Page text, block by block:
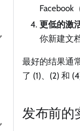
Facebook
更低的激
你新建文
最好的结果通
了 (1)、(2) 和 (4)
发布前的